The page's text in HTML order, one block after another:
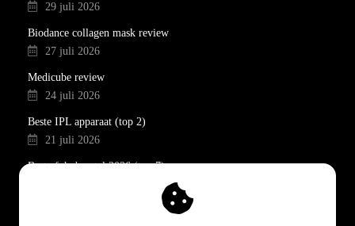
29 juli 2026
Biodance collagen mask review
27 juli 2026
Medicube review
24 juli 2026
Beste IPL apparaat (top 2)
21 juli 2026
Beste fohnborstel 2026 (top 7)